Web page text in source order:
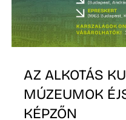
AZ ALKOTÁS
MÚZEUMOK
KÉPZŐN